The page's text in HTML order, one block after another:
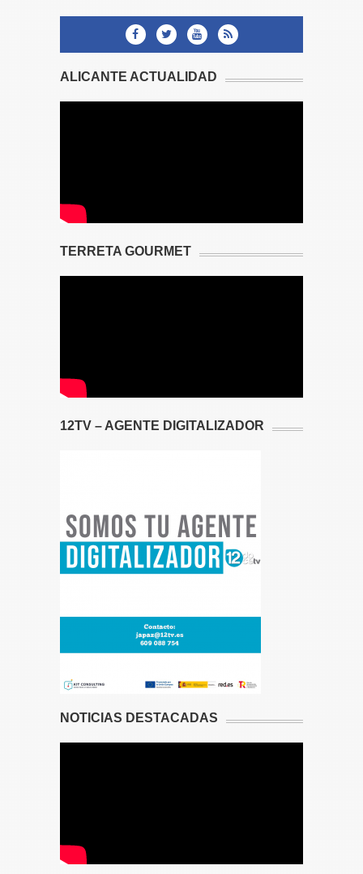
ALICANTE ACTUALIDAD
TERRETA GOURMET
12TV – AGENTE DIGITALIZADOR
NOTICIAS DESTACADAS